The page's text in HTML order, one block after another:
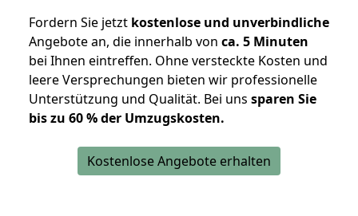
Fordern Sie jetzt kostenlose und unverbindliche
Angebote an, die innerhalb von ca. 5 Minuten
bei Ihnen eintreffen. Ohne versteckte Kosten und
leere Versprechungen bieten wir professionelle
Unterstützung und Qualität. Bei uns sparen Sie
bis zu 60 % der Umzugskosten.
Kostenlose Angebote erhalten